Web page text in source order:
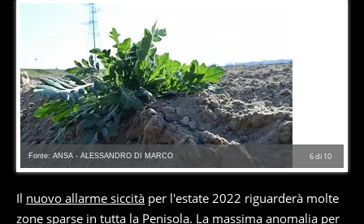
6di 10
Fonte: ANSA - ALESSANDRO DI MARCO
Il nuovo allarme siccità per l'estate 2022 riguarderà molte
zone sparse in tutta la Penisola. La massima anomalia per